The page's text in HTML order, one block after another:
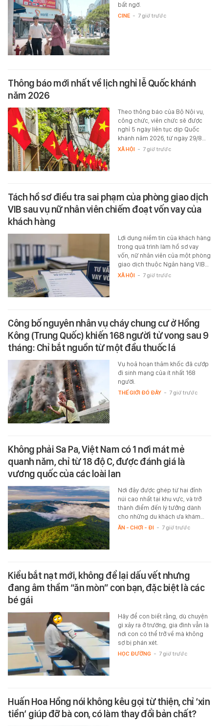
bất ngờ.
CINE - 7 giờ trước
Thông báo mới nhất về lịch nghỉ lễ Quốc khánh
năm 2026
Theo thông báo của Bộ Nội vụ,
công chức, viên chức sẽ được
nghỉ 5 ngày liên tục dịp Quốc
khánh năm 2026, từ ngày 29/8…
XÃ HỘI - 7 giờ trước
Tách hồ sơ điều tra sai phạm của phòng giao dịch
VIB sau vụ nữ nhân viên chiếm đoạt vốn vay của
khách hàng
Lợi dụng niềm tin của khách hàng
trong quá trình làm hồ sơ vay
vốn, nữ nhân viên của một phòng
giao dịch thuộc Ngân hàng VIB…
XÃ HỘI - 7 giờ trước
Công bố nguyên nhân vụ cháy chung cư ở Hồng
Kông (Trung Quốc) khiến 168 người tử vong sau 9
tháng: Chỉ bắt nguồn từ một đầu thuốc lá
Vụ hoả hoạn thảm khốc đã cướp
đi sinh mạng của ít nhất 168
người.
THẾ GIỚI ĐÓ ĐÂY - 7 giờ trước
Không phải Sa Pa, Việt Nam có 1 nơi mát mẻ
quanh năm, chỉ từ 18 độ C, được đánh giá là
vương quốc của các loài lan
Nơi đây được ghép từ hai đỉnh
núi cao nhất tại khu vực, và trở
thành điểm đến lý tưởng dành
cho những du khách ưa khám…
ĂN - CHƠI - ĐI - 7 giờ trước
Kiểu bắt nạt mới, không để lại dấu vết nhưng
đang âm thầm “ăn mòn” con bạn, đặc biệt là các
bé gái
Hãy để con biết rằng, dù chuyện
gì xảy ra ở trường, gia đình vẫn là
nơi con có thể trở về mà không
sợ bị phán xét.
HỌC ĐƯỜNG - 7 giờ trước
Huấn Hoa Hồng nói không kêu gọi từ thiện, chỉ ‘xin
tiền’ giúp đỡ bà con, có làm thay đổi bản chất?